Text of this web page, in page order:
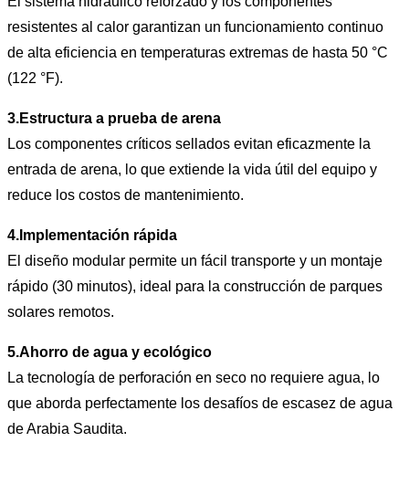
resistentes al calor garantizan un funcionamiento continuo
de alta eficiencia en temperaturas extremas de hasta 50 °C
(122 °F).
3.Estructura a prueba de arena
Los componentes críticos sellados evitan eficazmente la
entrada de arena, lo que extiende la vida útil del equipo y
reduce los costos de mantenimiento.
4. Implementación rápida
El diseño modular permite un fácil transporte y un montaje
rápido (30 minutos), ideal para la construcción de parques
solares remotos.
5.Ahorro de agua y ecológico
La tecnología de perforación en seco no requiere agua, lo
que aborda perfectamente los desafíos de escasez de agua
de Arabia Saudita.